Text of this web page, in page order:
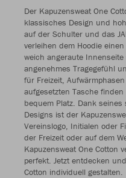
Der Kapuzensweat One
klassisches Design und
auf der Schulter und das
verleihen dem Hoodie
weich angeraute
angenehmes Tragegefühl
für Freizeit,
aufgesetzten Tasche
bequem Platz. Dank
Designs ist der
Vereinslogo, Initialen oder
der Freizeit oder auf dem
Kapuzensweat One Cotton
perfekt. Jetzt entdecken
Cotton individuell gestalten.